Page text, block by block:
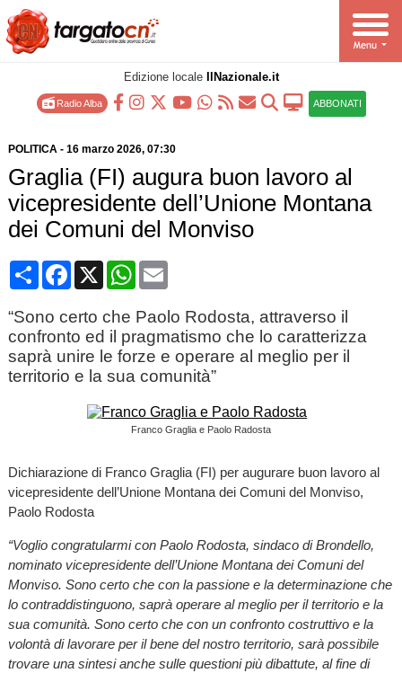
Edizione locale IlNazionale.it
Radio Alba ABBONATI
POLITICA- 16 marzo 2026, 07:30
Graglia (FI) augura buon lavoro al
vicepresidente dell’Unione Montana
dei Comuni del Monviso
CondividiFacebook
X WhatsApp
Email
“Sono certo che Paolo Rodosta, attraverso il
confronto ed il pragmatismo che lo caratterizza
saprà unire le forze e operare al meglio per il
territorio e la sua comunità”
Franco Graglia e Paolo Radosta
Dichiarazione di Franco Graglia (FI) per augurare buon lavoro al
vicepresidente dell’Unione Montana dei Comuni del Monviso,
Paolo Rodosta
“Voglio congratularmi con Paolo Rodosta, sindaco di Brondello,
nominato vicepresidente dell’Unione Montana dei Comuni del
Monviso. Sono certo che con la passione e la determinazione che
lo contraddistinguono, saprà operare al meglio per il territorio e la
sua comunità. Sono certo che con un confronto costruttivo e la
volontà di lavorare per il bene del nostro territorio, sarà possibile
trovare una sintesi anche sulle questioni più dibattute, al fine di